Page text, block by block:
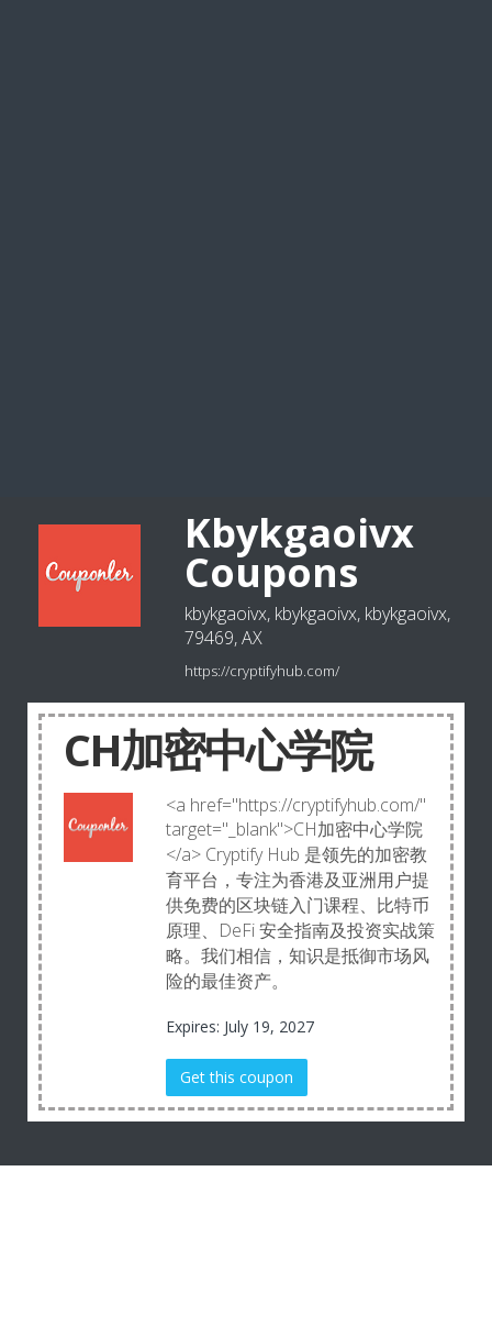
Kbykgaoivx
Coupons
kbykgaoivx, kbykgaoivx, kbykgaoivx,
79469, AX
https://cryptifyhub.com/
CH加密中心学院
<a href="https://cryptifyhub.com/"
target="_blank">CH加密中心学院
</a> Cryptify Hub 是领先的加密教
育平台，专注为香港及亚洲用户提
供免费的区块链入门课程、比特币
原理、DeFi 安全指南及投资实战策
略。我们相信，知识是抵御市场风
险的最佳资产。
Expires: July 19, 2027
Get this coupon